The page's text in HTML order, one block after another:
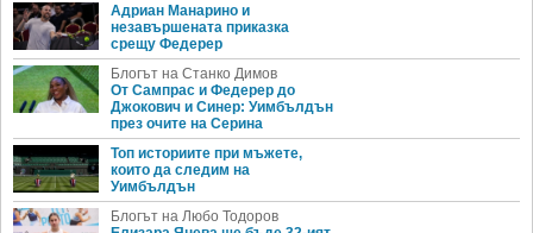
Адриан Манарино и
незавършената приказка
срещу Федерер
Блогът на Станко Димов
От Сампрас и Федерер до
Джокович и Синер: Уимбълдън
през очите на Серина
Топ историите при мъжете,
които да следим на
Уимбълдън
Блогът на Любо Тодоров